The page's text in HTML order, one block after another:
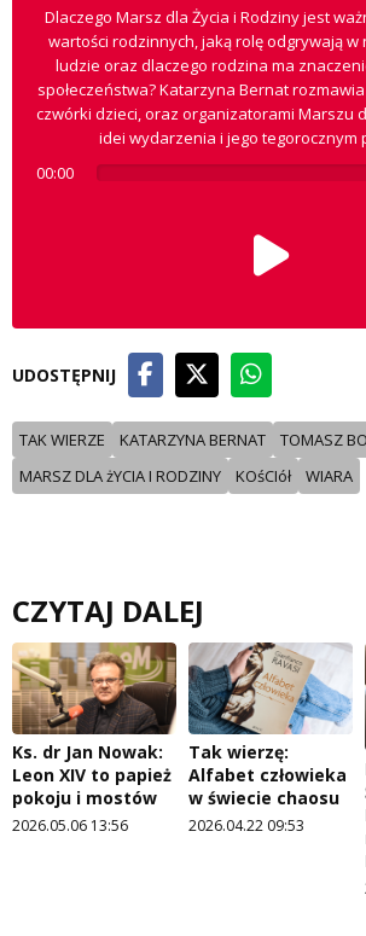
Dlaczego Marsz dla Życia i Rodziny jest
wartości rodzinnych, jaką rolę odgrywają w
ludzie oraz dlaczego rodzina ma
społeczeństwa? Katarzyna Bernat
czwórki dzieci, oraz organizatorami Marszu
idei wydarzenia i jego tegorocznym
00:00
UDOSTĘPNIJ
TAK WIERZE KATARZYNA BERNAT
TOMASZ
MARSZ DLA żYCIA I RODZINY
KOśCIół WIARA
CZYTAJ DALEJ
Ks. dr Jan Nowak:
Leon XIV to papież
pokoju i mostów
2026.05.06 13:56
Tak wierzę:
Alfabet człowieka
w świecie chaosu
2026.04.22 09:53